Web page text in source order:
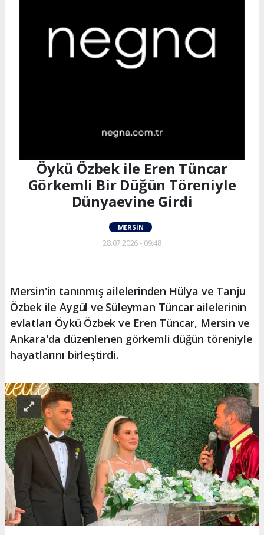
Öykü Özbek ile Eren Tüncar
Görkemli Bir Düğün Töreniyle
Dünyaevine Girdi
MERSIN
28.07.2026 - 09:48
Mersin'in tanınmış ailelerinden Hülya ve Tanju
Özbek ile Aygül ve Süleyman Tüncar ailelerinin
evlatları Öykü Özbek ve Eren Tüncar, Mersin ve
Ankara'da düzenlenen görkemli düğün töreniyle
hayatlarını birleştirdi.